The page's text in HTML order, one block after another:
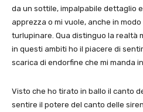
da un sottile, impalpabile dettaglio e
apprezza o mi vuole, anche in
turlupinare. Qua distinguo la realtà
in questi ambiti ho il piacere di
scarica di endorfine che mi manda
Visto che ho tirato in ballo il canto
sentire il potere del canto delle